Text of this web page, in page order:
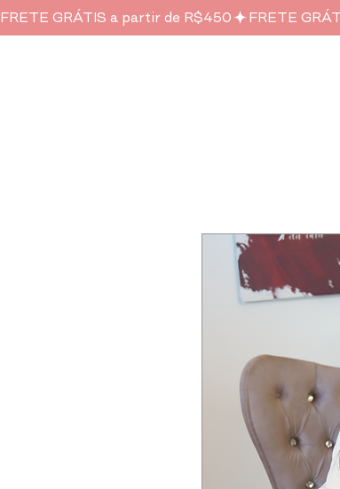
FRETE GRÁTIS a partir de R$450